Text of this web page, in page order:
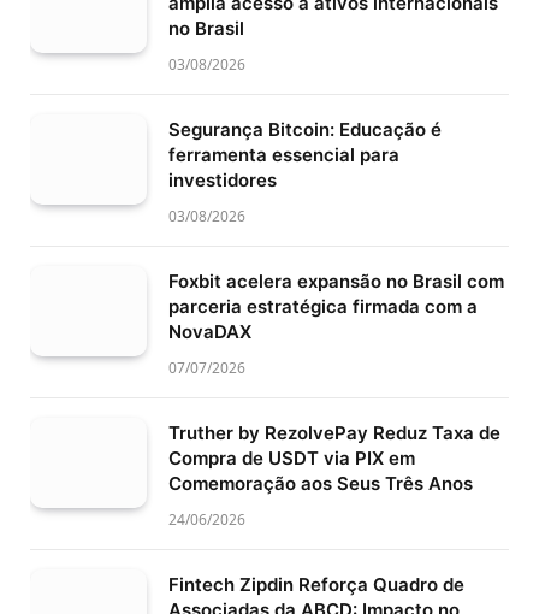
no Brasil
03/08/2026
Segurança Bitcoin: Educação é
ferramenta essencial para
investidores
03/08/2026
Foxbit acelera expansão no Brasil com
parceria estratégica firmada com a
NovaDAX
07/07/2026
Truther by RezolvePay Reduz Taxa de
Compra de USDT via PIX em
Comemoração aos Seus Três Anos
24/06/2026
Fintech Zipdin Reforça Quadro de